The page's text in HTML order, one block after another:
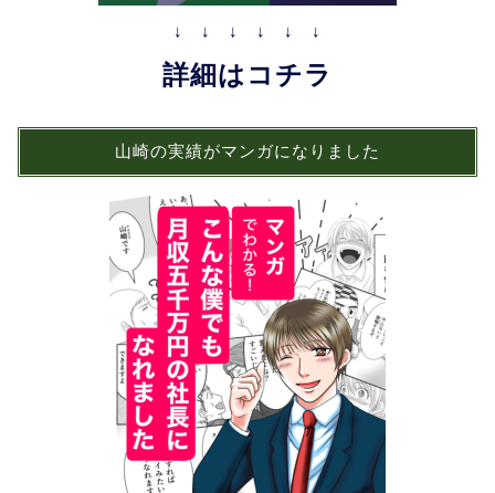
↓ ↓ ↓ ↓ ↓ ↓
詳細はコチラ
山崎の実績がマンガになりました